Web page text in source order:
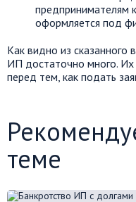
предпринимателям
оформляется под
Как видно из сказанного
ИП достаточно много.
перед тем, как подать
теме